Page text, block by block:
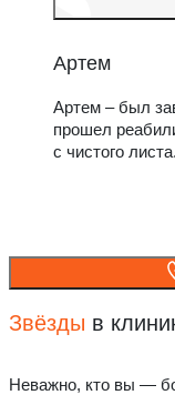
Артем
Артем – был
прошел
с чистого листа.
Звёзды в
Неважно, кто вы —